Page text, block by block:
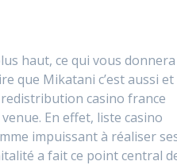
haut, ce qui vous donnera
que Mikatani c’est aussi et
casino france
En effet, liste casino
impuissant à réaliser
a fait ce point central